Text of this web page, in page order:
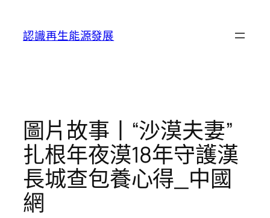
認識再生能源發展
圖片故事丨“沙漠夫妻”
扎根年夜漠18年守護漢
長城查包養心得_中國
網